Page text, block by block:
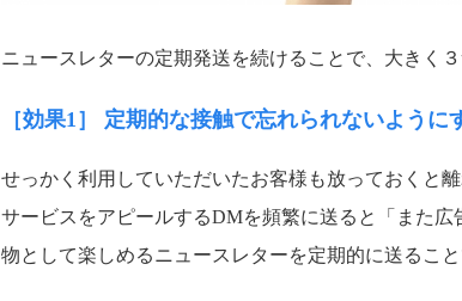
ニュースレターの定期発送を続けることで、大きく
［効果1］ 定期的な接触で忘れられないように
せっかく利用していただいたお客様も放っておくと
サービスをアピールするDMを頻繁に送ると「また
物として楽しめるニュースレターを定期的に送るこ